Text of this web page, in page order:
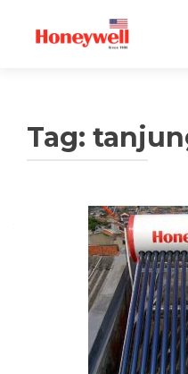
Tag: